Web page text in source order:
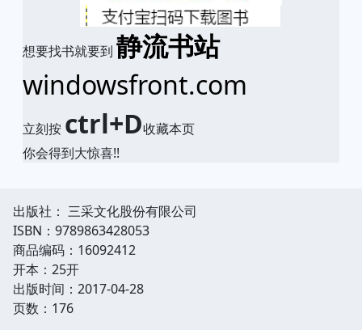
想要找书就要到 静流书站
windowsfront.com
立刻按 ctrl+D收藏本页
你会得到大惊喜!!
出版社： 三采文化股份有限公司
ISBN：9789863428053
商品编码：16092412
开本：25开
出版时间：2017-04-28
页数：176